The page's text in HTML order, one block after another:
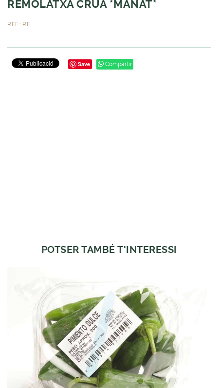
REMOLATXA CRUA *MANAT*
REF.: RE
Save Compartir
POTSER TAMBÉ T'INTERESSI